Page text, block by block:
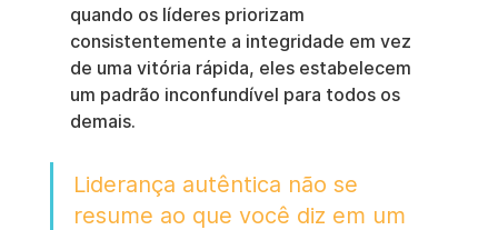
quando os líderes priorizam
consistentemente a integridade em vez
de uma vitória rápida, eles estabelecem
um padrão inconfundível para todos os
demais.
Liderança autêntica não se
resume ao que você diz em um